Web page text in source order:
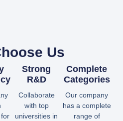
Us
Strong
R&D
Collaborate
with top
universities in
Complete
Categories
Our company
has a complete
range of